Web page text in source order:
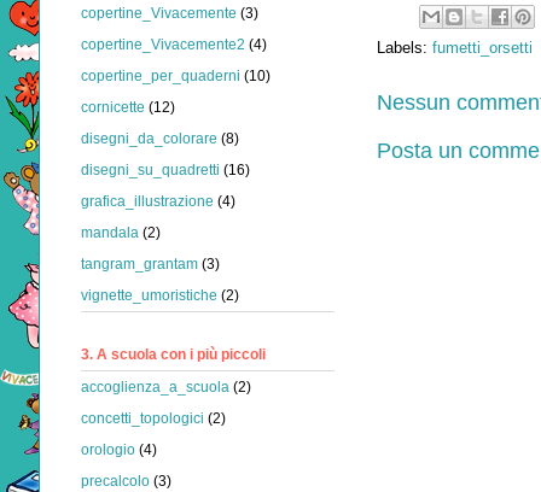
Labels: fumetti_orsetti
Nessun
Posta un
copertine_Vivacemente (3)
copertine_Vivacemente2 (4)
copertine_per_quaderni (10)
cornicette (12)
disegni_da_colorare (8)
disegni_su_quadretti (16)
grafica_illustrazione (4)
mandala (2)
tangram_grantam (3)
vignette_umoristiche (2)
3. A scuola con i più piccoli
accoglienza_a_scuola (2)
concetti_topologici (2)
orologio (4)
precalcolo (3)